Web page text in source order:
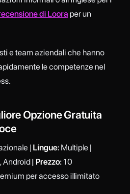
di Loora per un
e team aziendali che hanno
le competenze nel
Opzione Gratuita
| Lingue: Multiple |
Android | Prezzo: 10
per accesso illimitato